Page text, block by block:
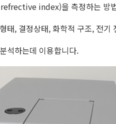
index)을 측정하는 방
태, 결정상태, 화학적 구조, 전기
석하는데 이용합니다.